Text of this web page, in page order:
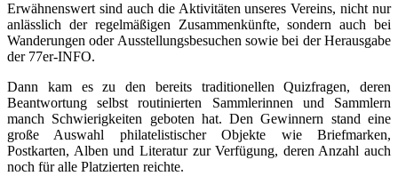
Erwähnenswert sind auch die Aktivitäten unseres Vereins, nicht nur
anlässlich der regelmäßigen Zusammenkünfte, sondern auch bei
Wanderungen oder Ausstellungsbesuchen sowie bei der Herausgabe
der 77er-INFO.
Dann kam es zu den bereits traditionellen Quizfragen, deren
Beantwortung selbst routinierten Sammlerinnen und Sammlern
manch Schwierigkeiten geboten hat. Den Gewinnern stand eine
große Auswahl philatelistischer Objekte wie Briefmarken,
Postkarten, Alben und Literatur zur Verfügung, deren Anzahl auch
noch für alle Platzierten reichte.